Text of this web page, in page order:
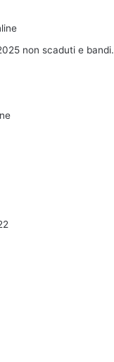
non scaduti e bandi.